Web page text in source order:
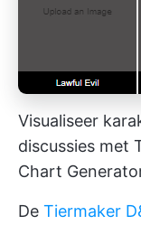
Visualiseer
discussies met
Chart
De Tiermaker